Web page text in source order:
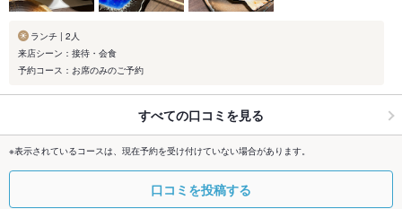
ランチ | 2人
来店シーン：接待・会食
予約コース：お席のみのご予約
すべての口コミを見る
※表示されているコースは、現在予約を受け付けていない場合があります。
口コミを投稿する